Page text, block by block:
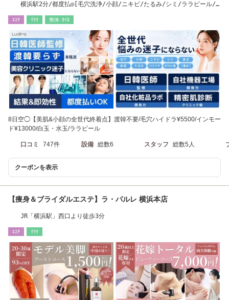
横浜駅2分/都度払◎[毛穴洗浄/小顔/ニキビ/たるみ/シミ/ララピール/
ｴｽﾃ ﾘﾗｸ 整体･ｶｲﾛ
8日空◯【美肌&小顔の全世代終着点】渡韓不要/毛穴ハイドラ¥5500/インモー
ド¥13000/白玉・水玉/ララピール
口コミ 747件 設備 総数6 スタッフ 総数5人
クーポンを表示
【痩身＆ブライダルエステ】ラ・パルレ 横浜本店
JR「横浜駅」西口より徒歩3分
ｴｽﾃ ﾘﾗｸ